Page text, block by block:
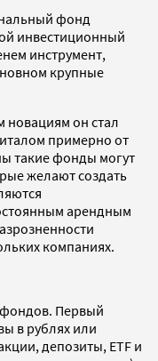
фонд
инвестиционный
инструмент,
крупные
новациям он стал
примерно от
такие фонды могут
желают создать
арендным
компаниях.
фондов. Первый
в рублях или
депозиты, ETF и